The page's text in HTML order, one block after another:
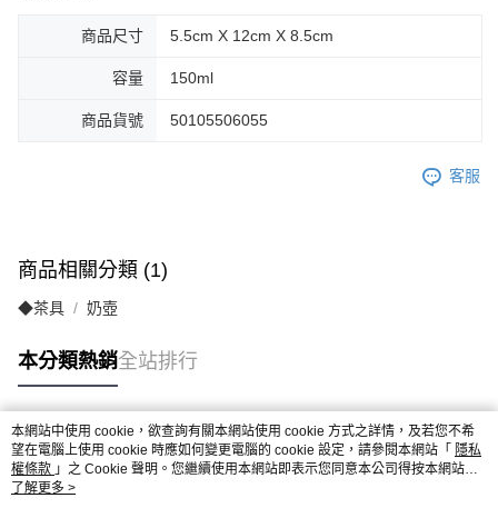
商品尺寸 5.5cm X 12cm X 8.5cm
容量 150ml
商品貨號 50105506055
客服
商品相關分類 (1)
◆茶具 奶壺
本分類熱銷全站排行
熱門標籤
本網站中使用 cookie，欲查詢有關本網站使用 cookie 方式之詳情，及若您不希
望在電腦上使用 cookie 時應如何變更電腦的 cookie 設定，請參閱本網站「 隱私
權條款 」之 Cookie 聲明。您繼續使用本網站即表示您同意本公司得按本網站使
用條款之 Cookie 聲明使用 cookie。
了解更多 >